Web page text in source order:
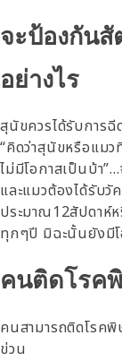
จะป้องกัน
อย่างไร
สุนัขควรได้รับการ
“คิดว่าสุนัขหรือแม
ไม่มีโอกาสเป็นบ้า
และแมวต้องได้รับ
ประมาณ12สัปดาห์
ทุกๆปี มิฉะนั้นยังมีโ
คนติดโรค
คนสามารถติดโรค
ข่วน